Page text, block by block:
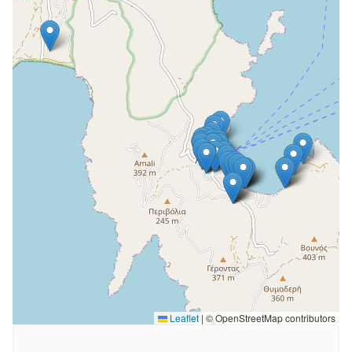
Leaflet | © OpenStreetMap contributors